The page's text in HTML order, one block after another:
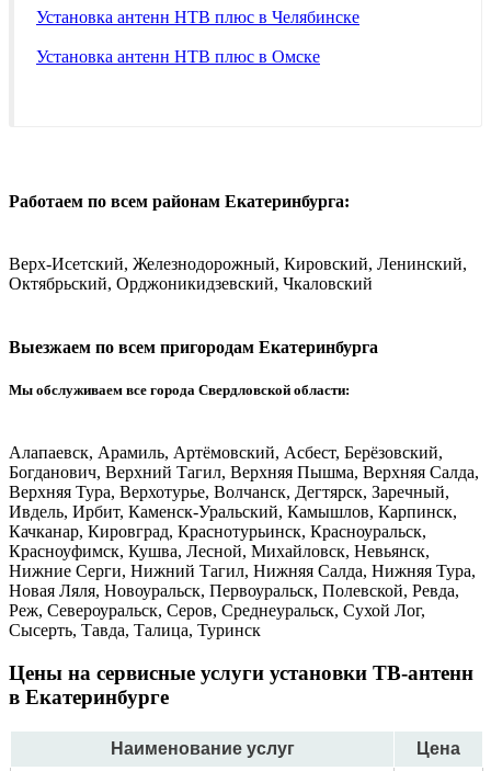
Установка антенн НТВ плюс в Челябинске
Установка антенн НТВ плюс в Омске
Работаем по всем районам Екатеринбурга:
Верх-Исетский, Железнодорожный, Кировский, Ленинский,
Октябрьский, Орджоникидзевский, Чкаловский
Выезжаем по всем пригородам Екатеринбурга
Мы обслуживаем все города Свердловской области:
Алапаевск, Арамиль, Артёмовский, Асбест, Берёзовский,
Богданович, Верхний Тагил, Верхняя Пышма, Верхняя Салда,
Верхняя Тура, Верхотурье, Волчанск, Дегтярск, Заречный,
Ивдель, Ирбит, Каменск-Уральский, Камышлов, Карпинск,
Качканар, Кировград, Краснотурьинск, Красноуральск,
Красноуфимск, Кушва, Лесной, Михайловск, Невьянск,
Нижние Серги, Нижний Тагил, Нижняя Салда, Нижняя Тура,
Новая Ляля, Новоуральск, Первоуральск, Полевской, Ревда,
Реж, Североуральск, Серов, Среднеуральск, Сухой Лог,
Сысерть, Тавда, Талица, Туринск
Цены на сервисные услуги установки ТВ-антенн
в Екатеринбурге
Наименование услуг
Цена